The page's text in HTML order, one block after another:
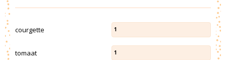
courgette 1
tomaat 1